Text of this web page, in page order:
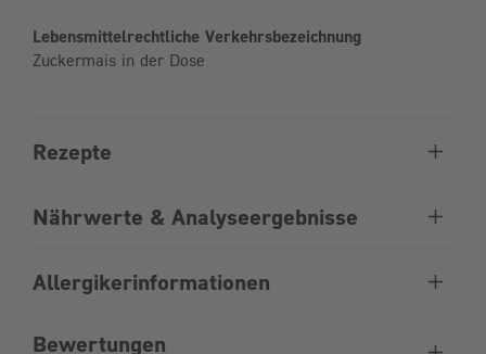
Lebensmittelrechtliche Verkehrsbezeichnung
Zuckermais in der Dose
Rezepte
Nährwerte & Analyseergebnisse
Allergikerinformationen
Bewertungen